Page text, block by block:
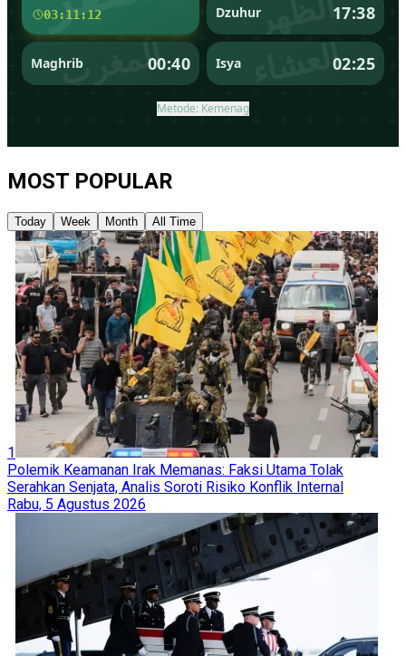
MOST POPULAR
Today Week Month All Time
1
Polemik Keamanan Irak Memanas: Faksi Utama Tolak
Serahkan Senjata, Analis Soroti Risiko Konflik Internal
Rabu, 5 Agustus 2026